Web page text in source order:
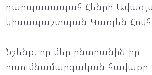
դարպասապահ Հենրի
կիսապաշտպան Կառլեն
Նշենք, որ մեր ընտրանին իր
ուսումնամարզական հավաքը